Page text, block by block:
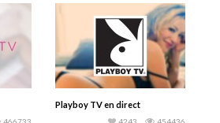
Playboy TV en direct